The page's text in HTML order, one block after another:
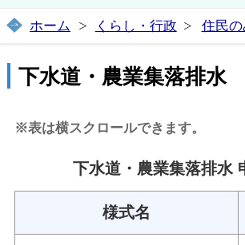
ホーム くらし・行政 住民
下水道・農業集落排水
※表は横スクロールできます。
下水道・農業集落排水
様式名